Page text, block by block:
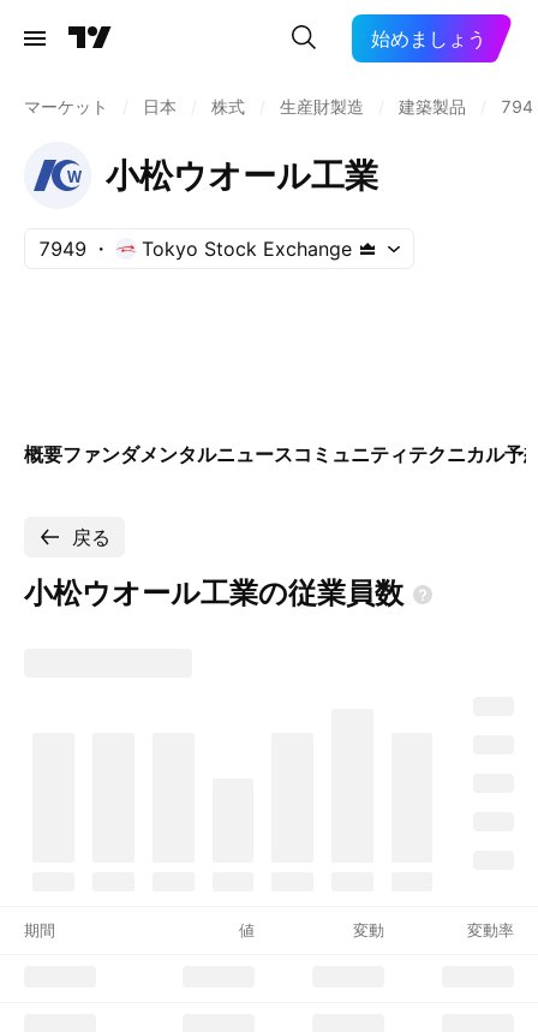
始めましょう
マーケット 日本 株式 生産財製造 建築製品
小松ウオール工業
7949 Tokyo Stock Exchange
概要ファンダメンタルニュースコミュニティテクニカル予
戻る
小松ウオール工業の従業員数
期間 値 変動 変動率